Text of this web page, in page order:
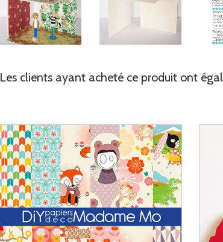
Les clients ayant acheté ce produit ont